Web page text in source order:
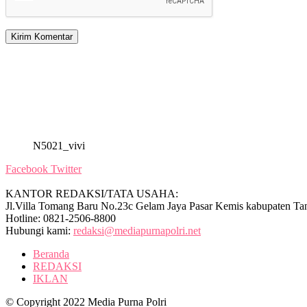
N5021_vivi
Facebook Twitter
KANTOR REDAKSI/TATA USAHA:
Jl.Villa Tomang Baru No.23c Gelam Jaya Pasar Kemis kabupaten
Hotline: 0821-2506-8800
Hubungi kami: redaksi@mediapurnapolri.net
Beranda
REDAKSI
IKLAN
© Copyright 2022 Media Purna Polri